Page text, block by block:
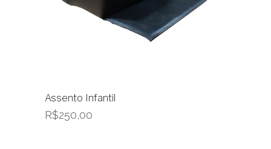
Assento Infantil
R$250,00